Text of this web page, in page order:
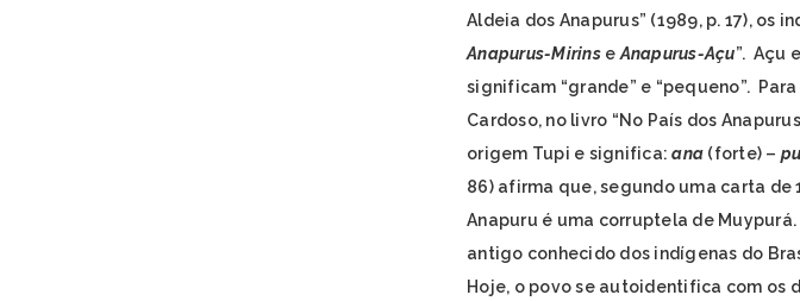
Aldeia dos Anapurus” (1989, p. 17), os
Anapurus-Mirinse Anapurus-Açu”. Açu
significam “grande” e “pequeno”.
Cardoso, no livro “No País dos
origem Tupi e significa: ana (forte) –
86) afirma que, segundo uma carta de
Anapuru é uma corruptela de
antigo conhecido dos indígenas do
Hoje, o povo se autoidentifica com os